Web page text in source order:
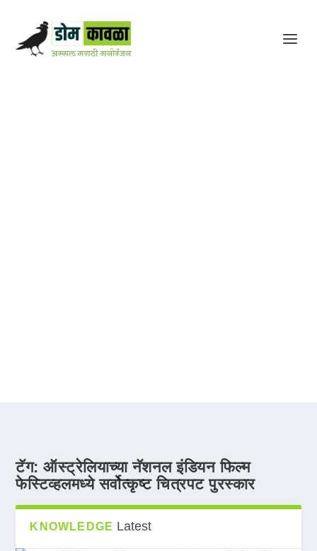
टॅग:ऑस्ट्रेलियाच्या नॅशनल इंडियन फिल्म
फेस्टिव्हलमध्ये सर्वोत्कृष्ट चित्रपट पुरस्कार
KNOWLEDGE Latest